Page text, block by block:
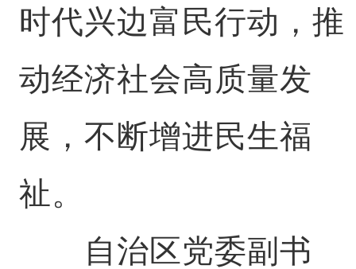
时代兴边富民行动，推
动经济社会高质量发
展，不断增进民生福
祉。
自治区党委副书